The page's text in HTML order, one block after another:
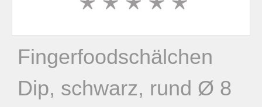
Fingerfoodschälchen
Dip, schwarz, rund Ø 8